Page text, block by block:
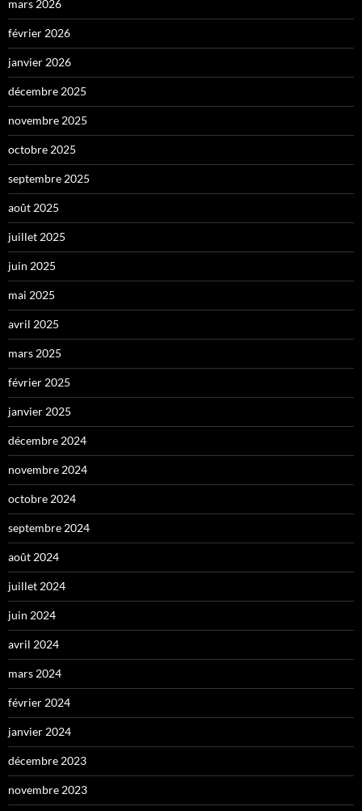
mars 2026
février 2026
janvier 2026
décembre 2025
novembre 2025
octobre 2025
septembre 2025
août 2025
juillet 2025
juin 2025
mai 2025
avril 2025
mars 2025
février 2025
janvier 2025
décembre 2024
novembre 2024
octobre 2024
septembre 2024
août 2024
juillet 2024
juin 2024
avril 2024
mars 2024
février 2024
janvier 2024
décembre 2023
novembre 2023